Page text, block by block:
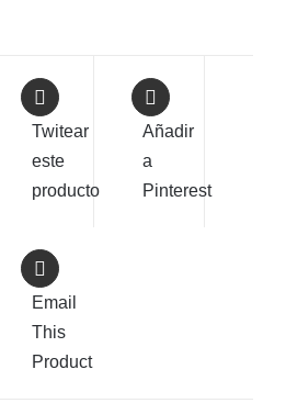
Twitear
este
producto
Añadir
a
Pinterest
Email
This
Product